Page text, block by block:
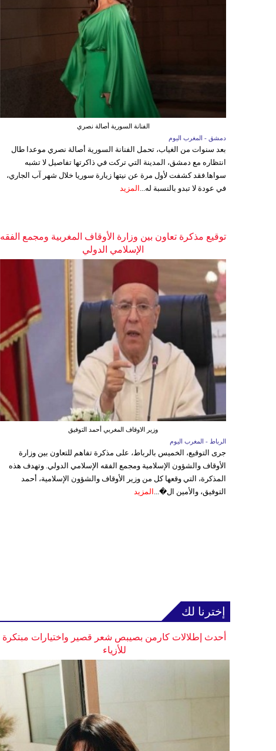
الفنانة السورية أصالة نصري
دمشق - المغرب اليوم
بعد سنوات من الغياب، تحمل الفنانة السورية أصالة نصري موعدا طال
انتظاره مع دمشق، المدينة التي تركت في ذاكرتها تفاصيل لا تشبه
سواها.فقد كشفت لأول مرة عن نيتها زيارة سوريا خلال شهر آب الجاري،
في عودة لا تبدو بالنسبة له... المزيد
توقيع مذكرة تعاون بين وزارة الأوقاف المغربية ومجمع الفقه
الإسلامي الدولي
وزير الاوقاف المغربي أحمد التوفيق
الرباط - المغرب اليوم
جرى التوقيع، الخميس بالرباط، على مذكرة تفاهم للتعاون بين وزارة
الأوقاف والشؤون الإسلامية ومجمع الفقه الإسلامي الدولي. وتهدف هذه
المذكرة، التي وقعها كل من وزير الأوقاف والشؤون الإسلامية، أحمد
التوفيق، والأمين ال�... المزيد
إخترنا لك
أحدث إطلالات كارمن بصيبص شعر قصير واختيارات مبتكرة
للأزياء